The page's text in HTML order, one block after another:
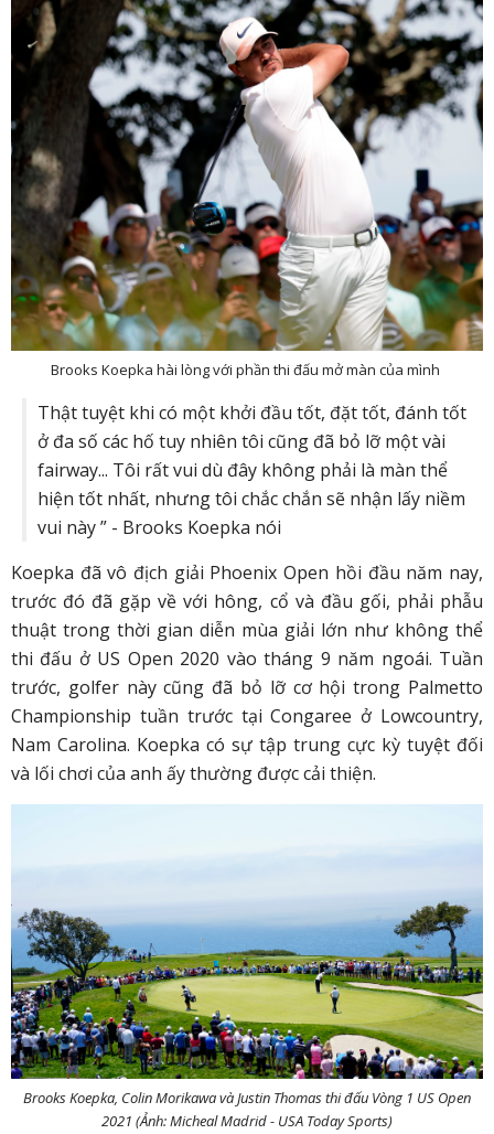
Brooks Koepka hài lòng với phần thi đấu mở màn của mình
Thật tuyệt khi có một khởi đầu tốt, đặt tốt, đánh tốt
ở đa số các hố tuy nhiên tôi cũng đã bỏ lỡ một vài
fairway... Tôi rất vui dù đây không phải là màn thể
hiện tốt nhất, nhưng tôi chắc chắn sẽ nhận lấy niềm
vui này ” - Brooks Koepka nói
Koepka đã vô địch giải Phoenix Open hồi đầu năm nay,
trước đó đã gặp về với hông, cổ và đầu gối, phải phẫu
thuật trong thời gian diễn mùa giải lớn như không thể
thi đấu ở US Open 2020 vào tháng 9 năm ngoái. Tuần
trước, golfer này cũng đã bỏ lỡ cơ hội trong Palmetto
Championship tuần trước tại Congaree ở Lowcountry,
Nam Carolina. Koepka có sự tập trung cực kỳ tuyệt đối
và lối chơi của anh ấy thường được cải thiện.
Brooks Koepka, Colin Morikawa và Justin Thomas thi đấu Vòng 1 US Open
2021 (Ảnh: Micheal Madrid - USA Today Sports)